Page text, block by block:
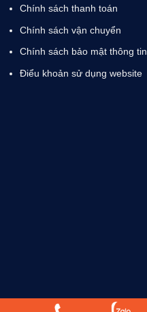
Chính sách thanh toán
Chính sách vận chuyển
Chính sách bảo mật thông tin
Điểu khoản sử dụng website